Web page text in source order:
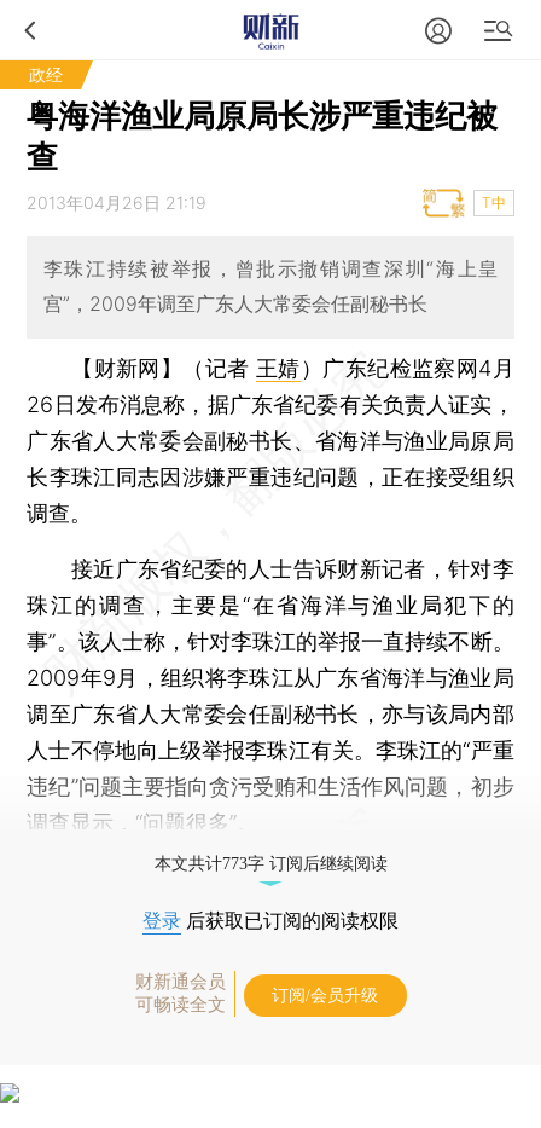
政经
粤海洋渔业局原局长涉严重违纪被
查
2013年04月26日 21:19 T中
李珠江持续被举报，曾批示撤销调查深圳“海上皇
宫”，2009年调至广东人大常委会任副秘书长
【财新网】（记者 王婧） 广东纪检监察网4月
26日发布消息称，据广东省纪委有关负责人证实，
广东省人大常委会副秘书长、省海洋与渔业局原局
长李珠江同志因涉嫌严重违纪问题，正在接受组织
调查。
接近广东省纪委的人士告诉财新记者，针对李
珠江的调查，主要是“在省海洋与渔业局犯下的
事”。该人士称，针对李珠江的举报一直持续不断。
2009年9月，组织将李珠江从广东省海洋与渔业局
调至广东省人大常委会任副秘书长，亦与该局内部
人士不停地向上级举报李珠江有关。李珠江的“严重
违纪”问题主要指向贪污受贿和生活作风问题，初步
调查显示，“问题很多”。
本文共计773字 订阅后继续阅读
登录 后获取已订阅的阅读权限
财新通会员
可畅读全文
订阅/会员升级